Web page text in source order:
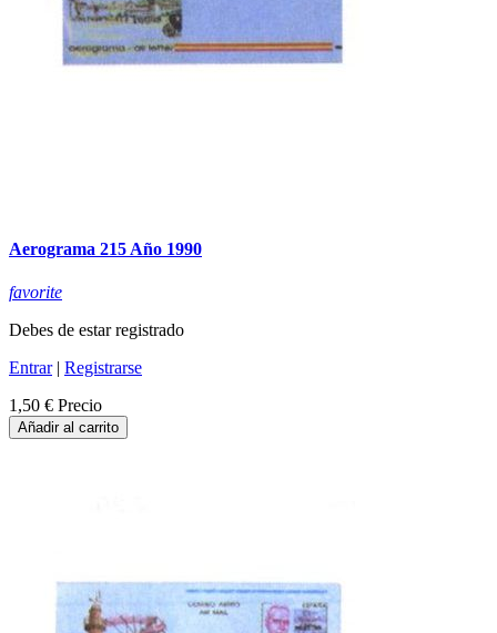
Aerograma 215 Año 1990
favorite
Debes de estar registrado
Entrar| Registrarse
1,50 € Precio
Añadir al carrito